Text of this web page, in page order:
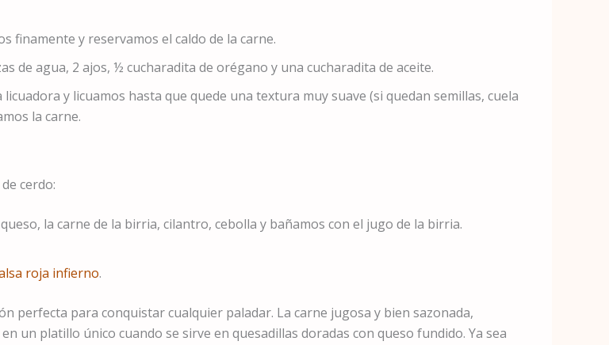
finamente y reservamos el caldo de la carne.
de agua, 2 ajos, ½ cucharadita de orégano y una cucharadita de aceite.
y licuamos hasta que quede una textura muy suave (si quedan semillas, cuela
la carne.
cerdo:
la carne de la birria, cilantro, cebolla y bañamos con el jugo de la birria.
roja infierno.
perfecta para conquistar cualquier paladar. La carne jugosa y bien sazonada,
un platillo único cuando se sirve en quesadillas doradas con queso fundido. Ya sea